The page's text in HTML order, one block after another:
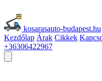
kosarasauto-budapest.hu
Kezdőlap Árak Cikkek
+36306422967